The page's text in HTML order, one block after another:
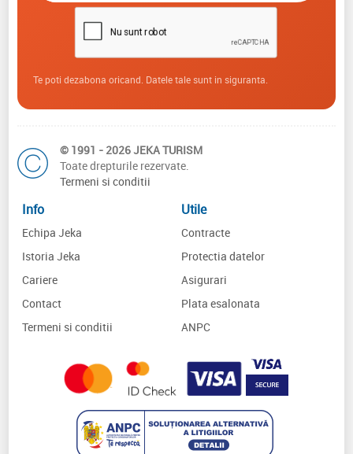
Te poti dezabona oricand. Datele tale sunt in siguranta.
© 1991 - 2026 JEKA TURISM
Toate drepturile rezervate.
Termeni si conditii
Info
Echipa Jeka
Istoria Jeka
Cariere
Contact
Termeni si conditii
Utile
Contracte
Protectia datelor
Asigurari
Plata esalonata
ANPC